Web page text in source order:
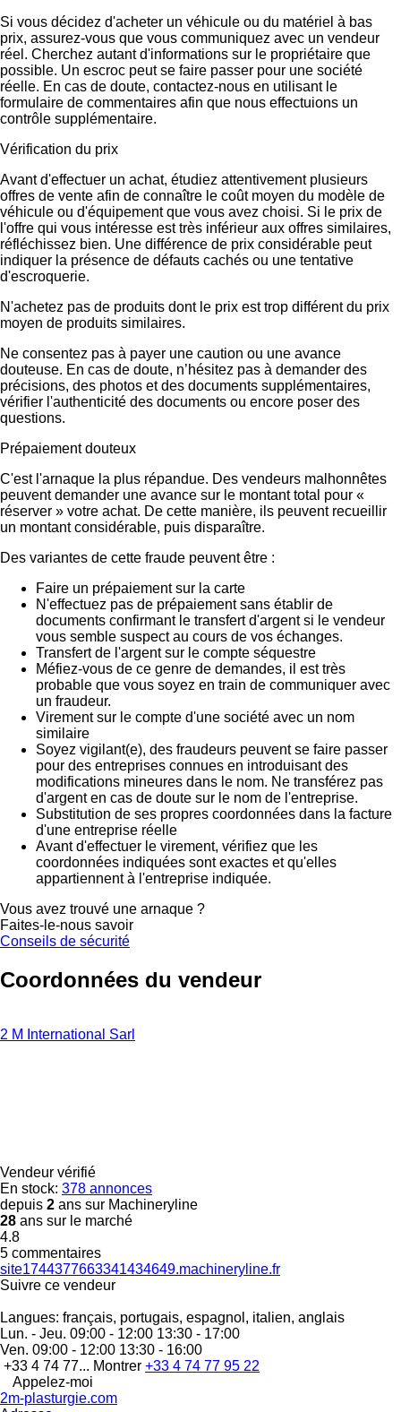
Si vous décidez d'acheter un véhicule ou du matériel à bas
prix, assurez-vous que vous communiquez avec un vendeur
réel. Cherchez autant d'informations sur le propriétaire que
possible. Un escroc peut se faire passer pour une société
réelle. En cas de doute, contactez-nous en utilisant le
formulaire de commentaires afin que nous effectuions un
contrôle supplémentaire.
Vérification du prix
Avant d'effectuer un achat, étudiez attentivement plusieurs
offres de vente afin de connaître le coût moyen du modèle de
véhicule ou d'équipement que vous avez choisi. Si le prix de
l'offre qui vous intéresse est très inférieur aux offres similaires,
réfléchissez bien. Une différence de prix considérable peut
indiquer la présence de défauts cachés ou une tentative
d'escroquerie.
N'achetez pas de produits dont le prix est trop différent du prix
moyen de produits similaires.
Ne consentez pas à payer une caution ou une avance
douteuse. En cas de doute, n’hésitez pas à demander des
précisions, des photos et des documents supplémentaires,
vérifier l'authenticité des documents ou encore poser des
questions.
Prépaiement douteux
C'est l'arnaque la plus répandue. Des vendeurs malhonnêtes
peuvent demander une avance sur le montant total pour «
réserver » votre achat. De cette manière, ils peuvent recueillir
un montant considérable, puis disparaître.
Des variantes de cette fraude peuvent être :
Faire un prépaiement sur la carte
N'effectuez pas de prépaiement sans établir de
documents confirmant le transfert d'argent si le vendeur
vous semble suspect au cours de vos échanges.
Transfert de l'argent sur le compte séquestre
Méfiez-vous de ce genre de demandes, il est très
probable que vous soyez en train de communiquer avec
un fraudeur.
Virement sur le compte d'une société avec un nom
similaire
Soyez vigilant(e), des fraudeurs peuvent se faire passer
pour des entreprises connues en introduisant des
modifications mineures dans le nom. Ne transférez pas
d'argent en cas de doute sur le nom de l'entreprise.
Substitution de ses propres coordonnées dans la facture
d'une entreprise réelle
Avant d'effectuer le virement, vérifiez que les
coordonnées indiquées sont exactes et qu'elles
appartiennent à l'entreprise indiquée.
Vous avez trouvé une arnaque ?
Faites-le-nous savoir
Conseils de sécurité
Coordonnées du vendeur
2 M International Sarl
Vendeur vérifié
En stock: 378 annonces
depuis 2 ans sur Machineryline
28 ans sur le marché
4.8
5 commentaires
site1744377663341434649.machineryline.fr
Suivre ce vendeur
Langues: français, portugais, espagnol, italien, anglais
Lun. - Jeu. 09:00 - 12:00 13:30 - 17:00
Ven. 09:00 - 12:00 13:30 - 16:00
+33 4 74 77... Montrer +33 4 74 77 95 22
Appelez-moi
2m-plasturgie.com